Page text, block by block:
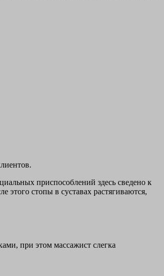
приспособлений здесь сведено к
этого стопы в суставах растягиваются,
при этом массажист слегка